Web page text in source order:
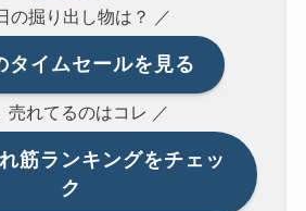
の掘り出し物は？ ／
タイムセールを見る
売れてるのはコレ ／
筋ランキングをチェッ
ク